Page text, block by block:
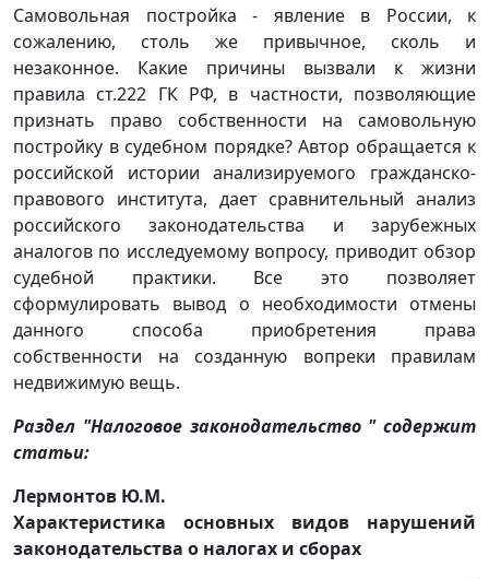
Самовольная постройка - явление в России, к
сожалению, столь же привычное, сколь и
незаконное. Какие причины вызвали к жизни
правила ст.222 ГК РФ, в частности, позволяющие
признать право собственности на самовольную
постройку в судебном порядке? Автор обращается к
российской истории анализируемого гражданско-
правового института, дает сравнительный анализ
российского законодательства и зарубежных
аналогов по исследуемому вопросу, приводит обзор
судебной практики. Все это позволяет
сформулировать вывод о необходимости отмены
данного способа приобретения права
собственности на созданную вопреки правилам
недвижимую вещь.
Раздел "Налоговое законодательство " содержит
статьи:
Лермонтов Ю.М.
Характеристика основных видов нарушений
законодательства о налогах и сборах